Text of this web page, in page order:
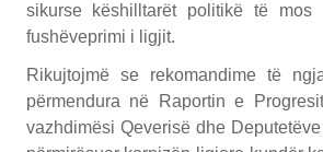
sikurse këshilltarët politikë të mos
fushëveprimi i ligjit.
Rikujtojmë se rekomandime të
përmendura në Raportin e
vazhdimësi Qeverisë dhe